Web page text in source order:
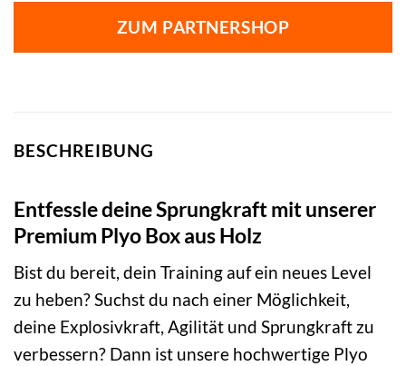
war:
159,95 €
ist:
119,95 €.
ZUM PARTNERSHOP
BESCHREIBUNG
Entfessle deine Sprungkraft mit unserer
Premium Plyo Box aus Holz
Bist du bereit, dein Training auf ein neues Level
zu heben? Suchst du nach einer Möglichkeit,
deine Explosivkraft, Agilität und Sprungkraft zu
verbessern? Dann ist unsere hochwertige Plyo